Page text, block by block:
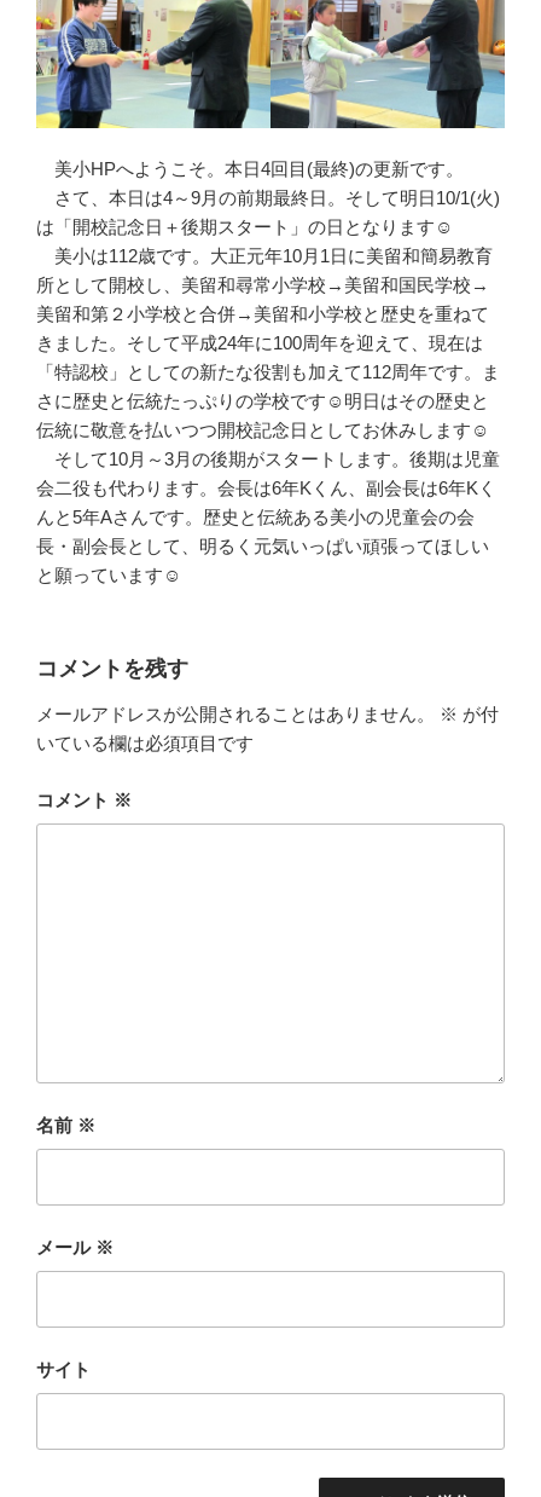
美小HPへようこそ。本日4回目(最終)の更新です。
さて、本日は4～9月の前期最終日。そして明日10/1(火)
は「開校記念日＋後期スタート」の日となります☺
美小は112歳です。大正元年10月1日に美留和簡易教育
所として開校し、美留和尋常小学校→美留和国民学校→
美留和第２小学校と合併→美留和小学校と歴史を重ねて
きました。そして平成24年に100周年を迎えて、現在は
「特認校」としての新たな役割も加えて112周年です。ま
さに歴史と伝統たっぷりの学校です☺明日はその歴史と
伝統に敬意を払いつつ開校記念日としてお休みします☺
そして10月～3月の後期がスタートします。後期は児童
会二役も代わります。会長は6年Kくん、副会長は6年Kく
んと5年Aさんです。歴史と伝統ある美小の児童会の会
長・副会長として、明るく元気いっぱい頑張ってほしい
と願っています☺
コメントを残す
メールアドレスが公開されることはありません。 ※ が付
いている欄は必須項目です
コメント ※
名前 ※
メール ※
サイト